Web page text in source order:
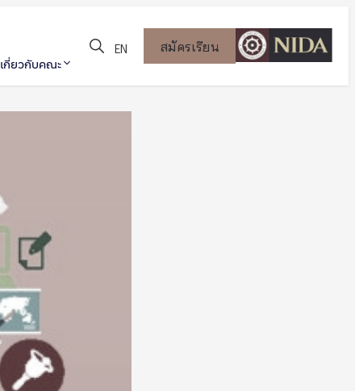
เกี่ยวกับคณะ
EN สมัครเรียน